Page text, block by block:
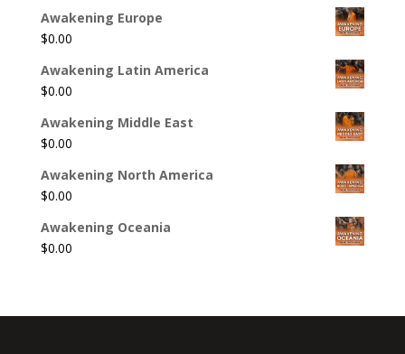
Awakening Europe
$0.00
Awakening Latin America
$0.00
Awakening Middle East
$0.00
Awakening North America
$0.00
Awakening Oceania
$0.00